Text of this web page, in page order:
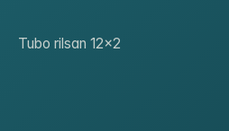
Tubo rilsan 12×2